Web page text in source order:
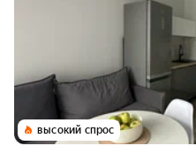
высокий спрос